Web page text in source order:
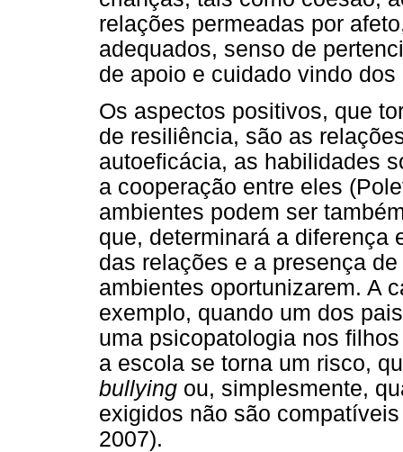
relações permeadas por
adequados, senso de
de apoio e cuidado vindo dos
Os aspectos positivos, que
de resiliência, são as
autoeficácia, as habilidades
a cooperação entre eles
ambientes podem ser
que, determinará a diferença
das relações e a presença
ambientes oportunizarem. A
exemplo, quando um dos
uma psicopatologia nos
a escola se torna um risco,
bullying ou, simplesmente,
exigidos não são
2007).